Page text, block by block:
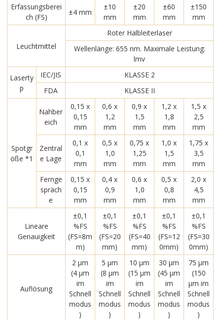
Erfassungsberei
ch (FS)
±4 mm
±10
mm
±20
mm
±60
mm
±150
mm
Leuchtmittel
Roter Halbleiterlaser
Wellenlänge: 655 nm. Maximale Leistung:
lmv
Laserty
p
IEC/JIS
KLASSE 2
FDA
KLASSE II
Spotgr
öße *1
Nahber
eich
0,15 x
0,15
mm
0,6 x
1,2
mm
0,9 x
1,5
mm
1,2 x
1,8
mm
1,5 x
2,5
mm
Zentral
e Lage
0,1 x
0,1
mm
0,5 x
1,0
mm
0,75 x
1,25
mm
1,0 x
1,5
mm
1,75 x
3,5
mm
Fernge
spräch
e
0,15 x
0,15
mm
0,4 x
0,9
mm
0,6 x
1,0
mm
0,5 x
0,8
mm
2,0 x
4,5
mm
Lineare
Genauigkeit
±0,1
%FS
(FS=8m
m)
±0,1
%FS
(FS=20
mm)
±0,1
%FS
(FS=40
mm)
±0,1
%FS
(FS=12
0mm)
±0,1
%FS
(FS=30
0mm)
Auflösung
2 μm
(4 μm
im
Schnell
modus
)
5 μm
(8 μm
im
Schnell
modus
)
10 μm
(15 μm
im
Schnell
modus
)
30 μm
(45 μm
im
Schnell
modus
)
75 μm
(150
μm im
Schnell
modus
)